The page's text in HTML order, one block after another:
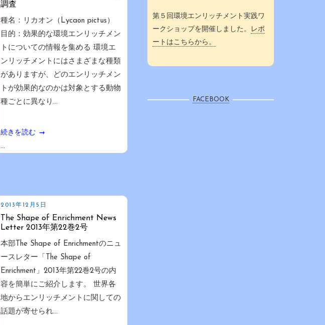
調査
種名：リカオン（Lycaon pictus）
目的：効果的な環境エンリッチメン
トについての情報を集める 環境エ
ンリッチメントにはさまざまな種類
がありますが、どのエンリッチメン
トが効果的なのかは対象とする動物
種ごとに異なり...
続きを読む
...
2013年12月5日
The Shape of Enrichment News
Letter 2013年第22巻2号
本部The Shape of Enrichmentのニュ
ースレター「The Shape of
Enrichment」2013年第22巻2号の内
容を簡単にご紹介します。 世界各
地からエンリッチメントに関しての
話題が寄せられ...
第５回環境エンリッチメント実践ワ
ークショップを開催しました。
レポ
ートはこちらから。
FACEBOOK